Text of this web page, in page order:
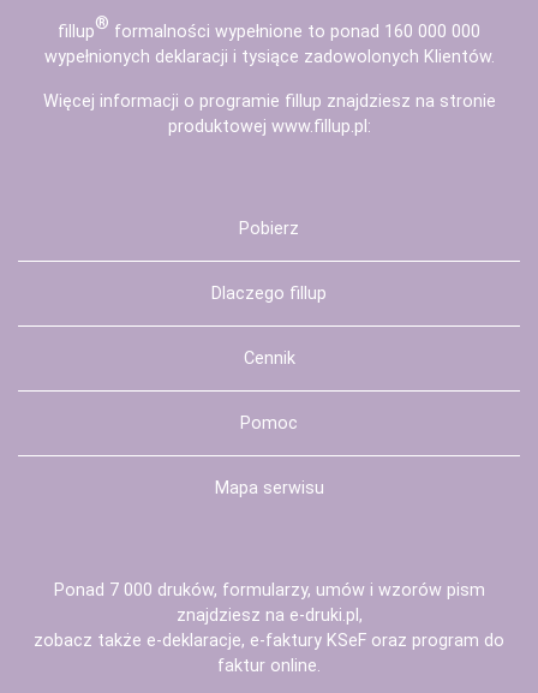
fillup® formalności wypełnione to ponad 160 000 000
wypełnionych deklaracji i tysiące zadowolonych Klientów.
Więcej informacji o programie fillup znajdziesz na stronie
produktowej www.fillup.pl:
Pobierz
Dlaczego fillup
Cennik
Pomoc
Mapa serwisu
Ponad 7 000 druków, formularzy, umów i wzorów pism
znajdziesz na e-druki.pl,
zobacz także e-deklaracje, e-faktury KSeF oraz program do
faktur online.